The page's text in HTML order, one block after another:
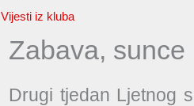
Vijesti iz kluba
Zabava,
Drugi tjedan Ljetnog